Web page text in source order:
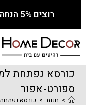
רוצים 5% הנחה לרכישה הראשונה? לחצו כאן!
כורסא נפתחת
ספורט-אפור
> חנות > כורסא